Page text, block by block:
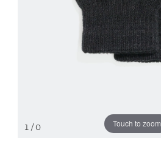
Touch to zoom
1 / 0